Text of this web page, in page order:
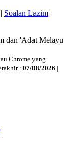
| Soalan Lazim |
dan 'Adat Melayu
Chrome yang
: 07/08/2026 |